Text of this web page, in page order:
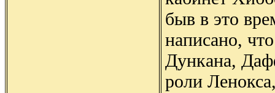
быв в это
написано,
Дункана,
роли